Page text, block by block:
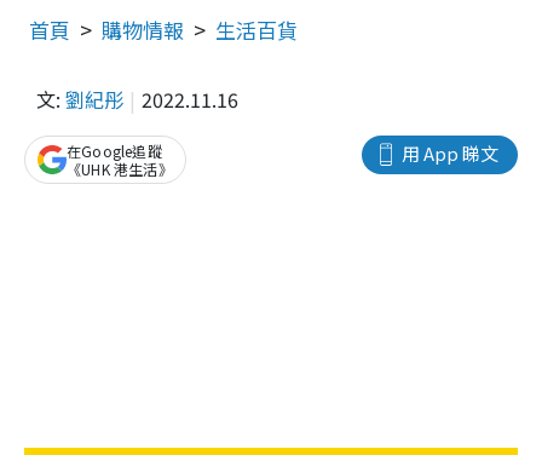
首頁 購物情報 生活百貨
文: 劉紀彤 2022.11.16
用 App 睇文
在Google追蹤
《UHK 港生活》